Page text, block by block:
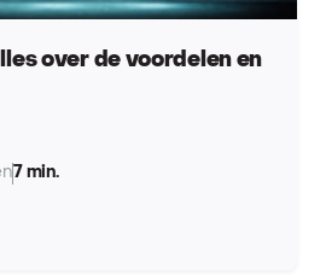
over de voordelen en
7 min.